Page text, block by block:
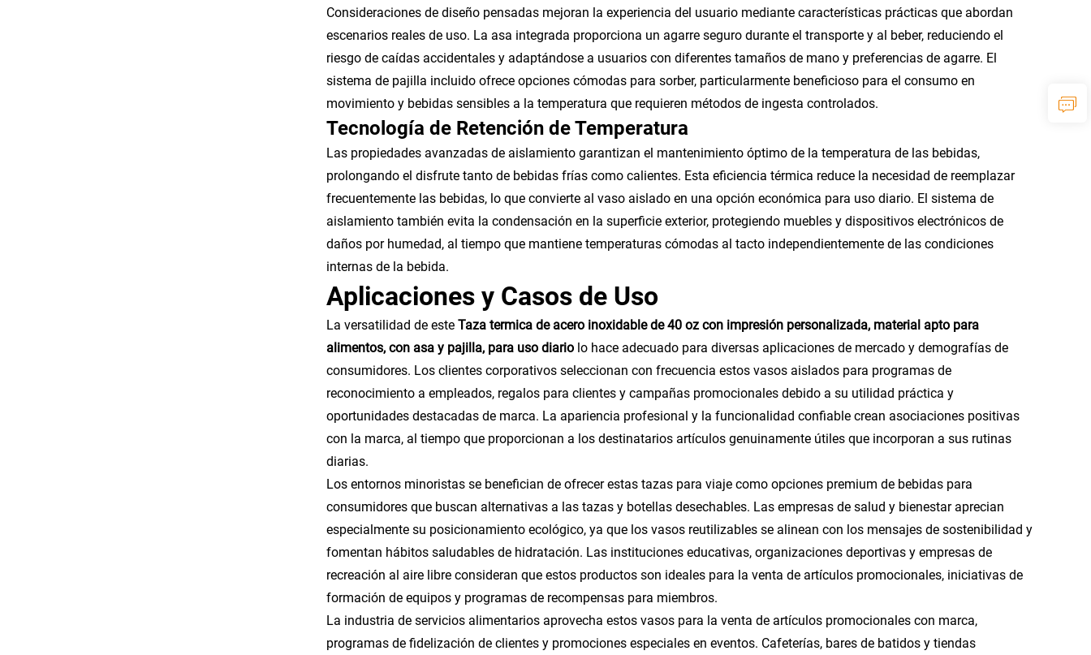
Consideraciones de diseño pensadas mejoran la experiencia del usuario mediante características prácticas que abordan
escenarios reales de uso. La asa integrada proporciona un agarre seguro durante el transporte y al beber, reduciendo el
riesgo de caídas accidentales y adaptándose a usuarios con diferentes tamaños de mano y preferencias de agarre. El
sistema de pajilla incluido ofrece opciones cómodas para sorber, particularmente beneficioso para el consumo en
movimiento y bebidas sensibles a la temperatura que requieren métodos de ingesta controlados.
Tecnología de Retención de Temperatura
Las propiedades avanzadas de aislamiento garantizan el mantenimiento óptimo de la temperatura de las bebidas,
prolongando el disfrute tanto de bebidas frías como calientes. Esta eficiencia térmica reduce la necesidad de reemplazar
frecuentemente las bebidas, lo que convierte al vaso aislado en una opción económica para uso diario. El sistema de
aislamiento también evita la condensación en la superficie exterior, protegiendo muebles y dispositivos electrónicos de
daños por humedad, al tiempo que mantiene temperaturas cómodas al tacto independientemente de las condiciones
internas de la bebida.
Aplicaciones y Casos de Uso
La versatilidad de este Taza termica de acero inoxidable de 40 oz con impresión personalizada, material apto para
alimentos, con asa y pajilla, para uso diario lo hace adecuado para diversas aplicaciones de mercado y demografías de
consumidores. Los clientes corporativos seleccionan con frecuencia estos vasos aislados para programas de
reconocimiento a empleados, regalos para clientes y campañas promocionales debido a su utilidad práctica y
oportunidades destacadas de marca. La apariencia profesional y la funcionalidad confiable crean asociaciones positivas
con la marca, al tiempo que proporcionan a los destinatarios artículos genuinamente útiles que incorporan a sus rutinas
diarias.
Los entornos minoristas se benefician de ofrecer estas tazas para viaje como opciones premium de bebidas para
consumidores que buscan alternativas a las tazas y botellas desechables. Las empresas de salud y bienestar aprecian
especialmente su posicionamiento ecológico, ya que los vasos reutilizables se alinean con los mensajes de sostenibilidad y
fomentan hábitos saludables de hidratación. Las instituciones educativas, organizaciones deportivas y empresas de
recreación al aire libre consideran que estos productos son ideales para la venta de artículos promocionales, iniciativas de
formación de equipos y programas de recompensas para miembros.
La industria de servicios alimentarios aprovecha estos vasos para la venta de artículos promocionales con marca,
programas de fidelización de clientes y promociones especiales en eventos. Cafeterías, bares de batidos y tiendas